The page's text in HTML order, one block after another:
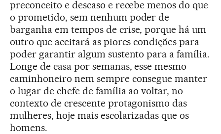
preconceito e descaso e recebe menos do que
o prometido, sem nenhum poder de
barganha em tempos de crise, porque há um
outro que aceitará as piores condições para
poder garantir algum sustento para a família.
Longe de casa por semanas, esse mesmo
caminhoneiro nem sempre consegue manter
o lugar de chefe de família ao voltar, no
contexto de crescente protagonismo das
mulheres, hoje mais escolarizadas que os
homens.